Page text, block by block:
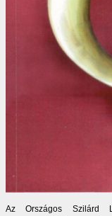
Az Országos Szilárd